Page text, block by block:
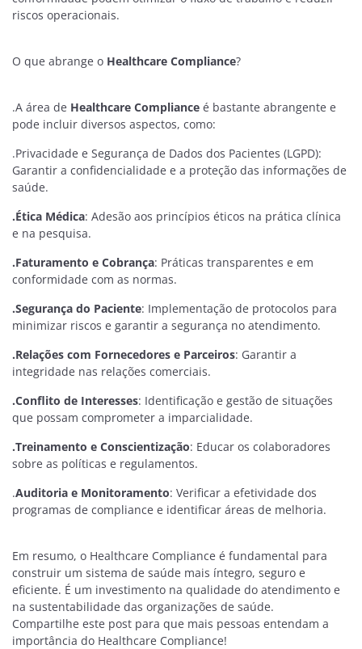
riscos operacionais.
O que abrange o Healthcare Compliance?
.A área de Healthcare Compliance é bastante abrangente e
pode incluir diversos aspectos, como:
.Privacidade e Segurança de Dados dos Pacientes (LGPD):
Garantir a confidencialidade e a proteção das informações de
saúde.
.Ética Médica: Adesão aos princípios éticos na prática clínica
e na pesquisa.
.Faturamento e Cobrança: Práticas transparentes e em
conformidade com as normas.
.Segurança do Paciente: Implementação de protocolos para
minimizar riscos e garantir a segurança no atendimento.
.Relações com Fornecedores e Parceiros: Garantir a
integridade nas relações comerciais.
.Conflito de Interesses: Identificação e gestão de situações
que possam comprometer a imparcialidade.
.Treinamento e Conscientização: Educar os colaboradores
sobre as políticas e regulamentos.
.Auditoria e Monitoramento: Verificar a efetividade dos
programas de compliance e identificar áreas de melhoria.
Em resumo, o Healthcare Compliance é fundamental para
construir um sistema de saúde mais íntegro, seguro e
eficiente. É um investimento na qualidade do atendimento e
na sustentabilidade das organizações de saúde.
Compartilhe este post para que mais pessoas entendam a
importância do Healthcare Compliance!